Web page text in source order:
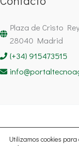
Plaza de Cristo
28040 Madrid
(+34) 915473515
Utilizamos cookies